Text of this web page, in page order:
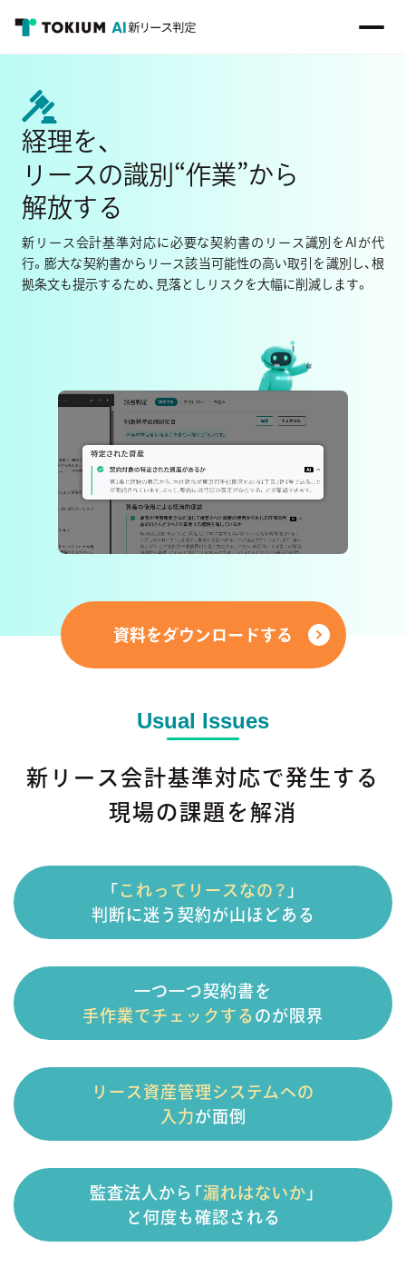
経理を、
リースの識別 “作業”から
解放する
新リース会計基準対応に必要な契約書のリース識別をAIが代
行。 膨大な契約書からリース該当可能性の高い取引を識別し、根
拠条文も提示するため、見落としリスクを大幅に削減します。
資料をダウンロードする
Usual Issues
新リース会計基準対応で発生する
現場の課題を解消
「 これってリースなの？ 」
判断に迷う契約が山ほどある
一つ一つ契約書を
手作業でチェックする のが限界
リース資産管理システムへの
入力が面倒
監査法人から「漏れはないか 」
と何度も確認される